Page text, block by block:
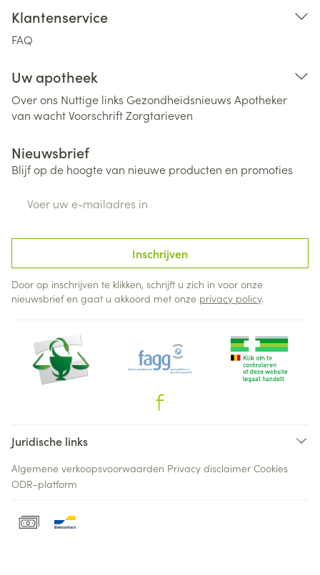
Klantenservice
FAQ
Uw apotheek
Over ons Nuttige links Gezondheidsnieuws Apotheker
van wachtVoorschriftZorgtarieven
Nieuwsbrief
Blijf op de hoogte van nieuwe producten en promoties
Inschrijven
Door op inschrijven te klikken, schrijft u zich in voor onze
nieuwsbrief en gaat u akkoord met onze privacy policy.
Juridische links
Algemene verkoopsvoorwaarden Privacy disclaimer Cookies
ODR-platform